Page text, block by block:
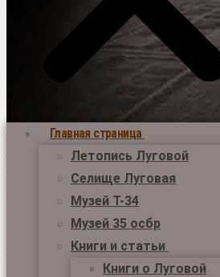
Главная страница
Летопись Луговой
Селище Луговая
Музей Т-34
Музей 35 осбр
Книги и статьи
Книги о Луговой